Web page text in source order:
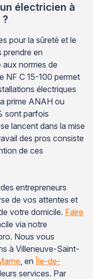
électricien à
pour la sûreté et le
en
normes de
NF C 15-100 permet
électriques
prime ANAH ou
sont parfois
lancent dans la mise
des pros consiste
de ces
entrepreneurs
de vos attentes et
votre domicile. Faire
via notre
Nous vous
à Villeneuve-Saint-
, en Île-de-
services. Par